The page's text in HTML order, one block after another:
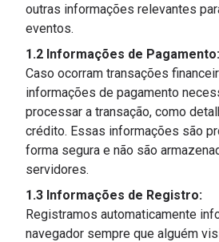
outras informações relevantes
eventos.
1.2 Informações de Pagamento:
Caso ocorram transações
informações de pagamento
processar a transação, como
crédito. Essas informações são
forma segura e não são
servidores.
1.3 Informações de Registro:
Registramos automaticamente
navegador sempre que alguém